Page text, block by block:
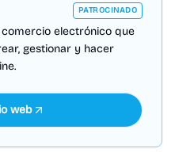
PATROCINADO
electrónico que
gestionar y hacer
web